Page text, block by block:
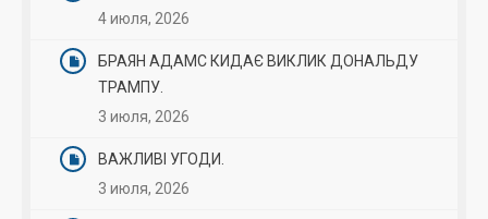
4 июля, 2026
БРАЯН АДАМС КИДАЄ ВИКЛИК ДОНАЛЬДУ
ТРАМПУ.
3 июля, 2026
ВАЖЛИВІ УГОДИ.
3 июля, 2026